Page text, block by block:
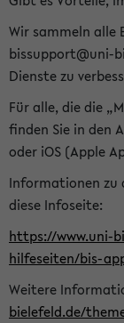
Wir sammeln alle
bissupport@uni-
Dienste zu
Für alle, die die
finden Sie in den
oder iOS (Apple
Informationen zu
diese Infoseite:
https://www.uni-
hilfeseiten/bis-
Weitere
bielefeld.de/